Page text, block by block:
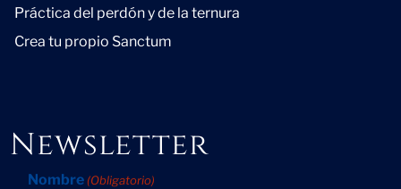
Práctica del perdón y de la ternura
Crea tu propio Sanctum
Newsletter
Nombre (Obligatorio)